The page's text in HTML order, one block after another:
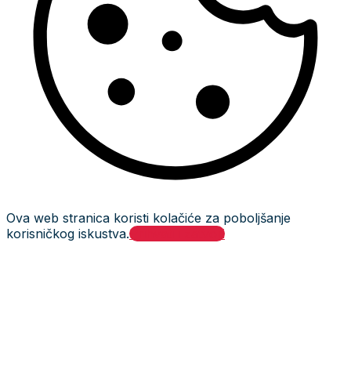
Ova web stranica koristi kolačiće za poboljšanje
korisničkog iskustva.Prihvati i zatvori